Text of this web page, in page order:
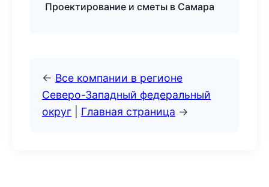
Проектирование и сметы в Самара
← Все компании в регионе
Северо-Западный федеральный
округ
Главная страница →